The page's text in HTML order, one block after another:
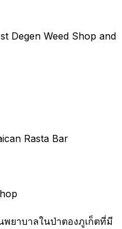
Degen Weed Shop and
Rasta Bar
ยาบาลในป่าตองภูเก็ตที่มี